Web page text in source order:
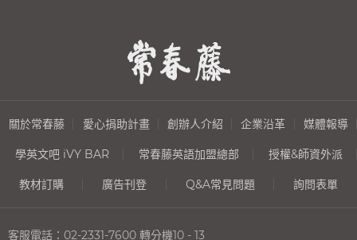
關於常春藤 愛心捐助計畫 創辦人介紹 企業沿革 媒體報導
學英文吧 iVY BAR 常春藤英語加盟總部 授權&師資外派
教材訂購 廣告刊登 Q&A常見問題 詢問表單
客服電話： 02-2331-7600 轉分機10 - 13